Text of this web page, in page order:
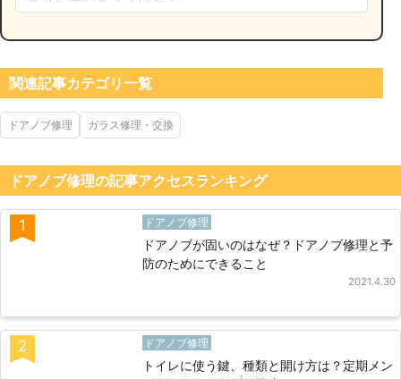
関連記事カテゴリ一覧
ドアノブ修理 ガラス修理・交換
ドアノブ修理の記事アクセスランキング
1 ドアノブ修理
ドアノブが固いのはなぜ？ドアノブ修理と予
防のためにできること
2021.4.30
2 ドアノブ修理
トイレに使う鍵、種類と開け方は？定期メン